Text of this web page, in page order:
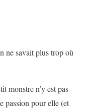
ne savait plus trop où
monstre n’y est pas
passion pour elle (et